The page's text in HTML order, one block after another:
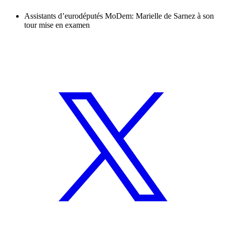
Assistants d’eurodéputés MoDem: Marielle de Sarnez à son
tour mise en examen